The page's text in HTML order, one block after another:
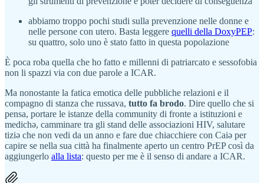
abbiamo troppo pochi studi sulla prevenzione nelle donne e
nelle persone con utero. Basta leggere quelli della DoxyPEP:
su quattro, solo uno è stato fatto in questa popolazione
È poca roba quella che ho fatto e millenni di patriarcato e sessofobia
non li spazzi via con due parole a ICAR.
Ma nonostante la fatica emotica delle pubbliche relazioni e il
compagno di stanza che russava, tutto fa brodo. Dire quello che si
pensa, portare le istanze della community di fronte a istituzioni e
medichə, camminare tra gli stand delle associazioni HIV, salutare
tiziə che non vedi da un anno e fare due chiacchiere con Caiə per
capire se nella sua città ha finalmente aperto un centro PrEP così da
aggiungerlo alla lista: questo per me è il senso di andare a ICAR.